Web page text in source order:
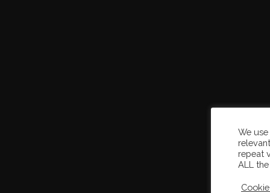
We
repeat
ALL